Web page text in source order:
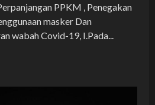
PPKM , Penegakan
masker Dan
wabah Covid-19, I.Pada...